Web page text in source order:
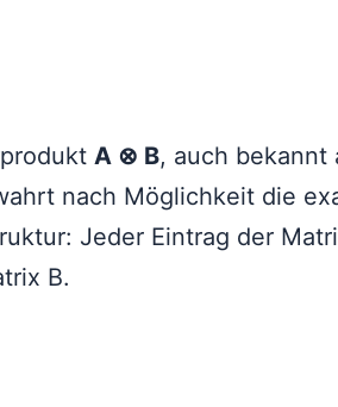
A ⊗ B, auch bekannt
nach Möglichkeit die
Jeder Eintrag der
B.